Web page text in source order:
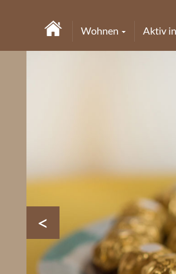
Wohnen Aktiv
<